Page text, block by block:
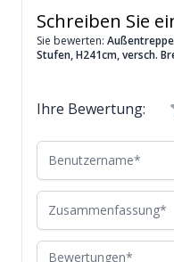
Schreiben Sie
Sie bewerten:
Stufen, H241cm, versch.
Ihre Bewertung:
Benutzername
Zusammenfassung
Bewertungen